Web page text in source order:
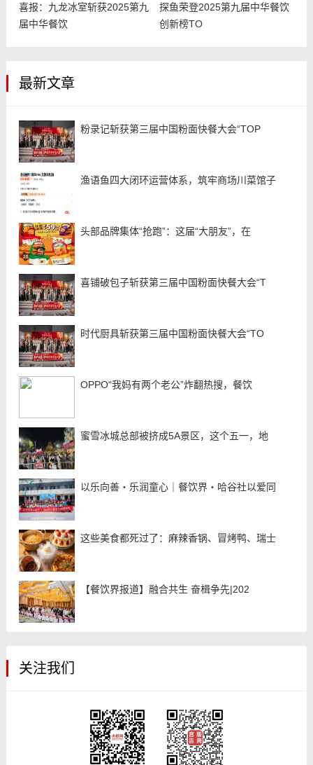
喜报：九龙冰室斩获2025第九
届中华餐饮
探鱼荣登2025第九届中华餐饮
创新榜TO
最新文章
粉录记斩获第三届中国粉面快餐大会“TOP
渔语鱼四大闭环运营体系，筑牢商场川菜馆子
头部品牌集体“抢跑”：这届“大朋友”，在
喜铺破包子斩获第三届中国粉面快餐大会“T
时代厨具斩获第三届中国粉面快餐大会“TO
OPPO“我妈有两个老公”炸翻热搜，餐饮
蜜雪冰城总部被挤成5A景区，这个五一，地
以乐向善・乐润童心｜餐饮界・哈谷社以爱同
这些美食都死过了：麻辣香锅、冒烤鸭、瑞士
【餐饮界报道】融合共生 奋楫争先|202
关注我们